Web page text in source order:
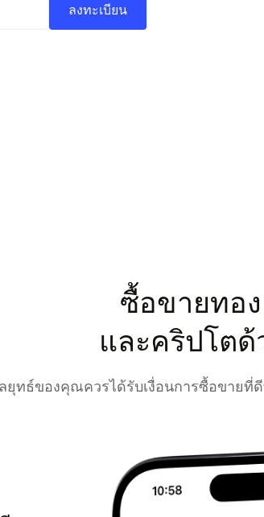
ลงทะเบียน
ซื้อขายทอ
และคริปโต
ยุทธ์ของคุณควรได้รับเงื่อนการซื้อขาย